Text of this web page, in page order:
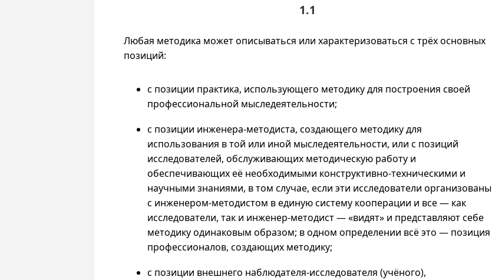
1.1
Любая методика может описываться или характеризоваться с трёх основных
позиций:
с позиции практика, использующего методику для построения своей
профессиональной мыследеятельности;
с позиции инженера-методиста, создающего методику для
использования в той или иной мыследеятельности, или с позиций
исследователей, обслуживающих методическую работу и
обеспечивающих её необходимыми конструктивно-техническими и
научными знаниями, в том случае, если эти исследователи организованы
с инженером-методистом в единую систему кооперации и все — как
исследователи, так и инженер-методист — «видят» и представляют себе
методику одинаковым образом; в одном определении всё это — позиция
профессионалов, создающих методику;
с позиции внешнего наблюдателя-исследователя (учёного),